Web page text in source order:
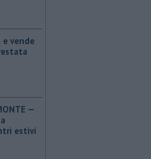
e vende
—
estivi